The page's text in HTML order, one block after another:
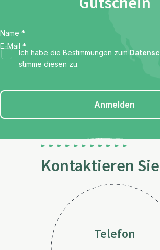
Name *
E-Mail *
Ich habe die Bestimmungen zum
stimme diesen zu.
Anmelden
Kontaktieren
Telefon